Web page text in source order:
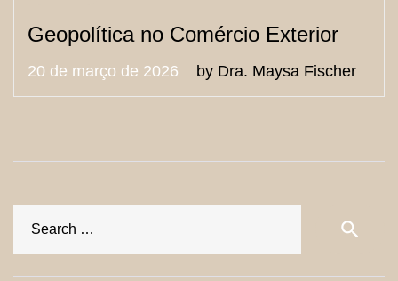
Geopolítica no Comércio Exterior
20 de março de 2026 by Dra. Maysa Fischer
search